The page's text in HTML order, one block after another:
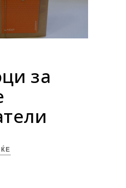
за